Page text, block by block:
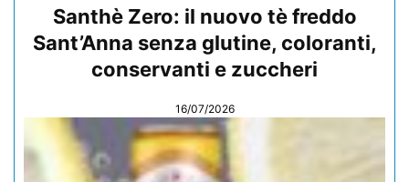
Santhè Zero: il nuovo tè freddo
Sant’Anna senza glutine, coloranti,
conservanti e zuccheri
16/07/2026